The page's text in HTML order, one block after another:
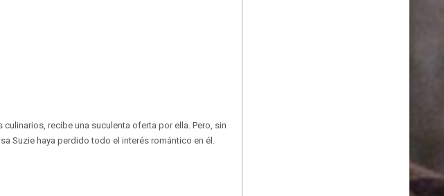
recibe una suculenta oferta por ella. Pero, sin
Suzie haya perdido todo el interés romántico en él.